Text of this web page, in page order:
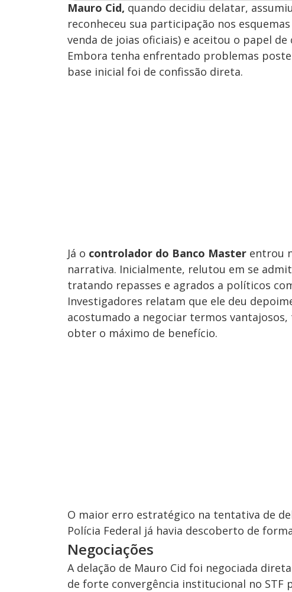
Mauro Cid, quando decidiu delatar,
reconheceu sua participação nos
venda de joias oficiais) e aceitou o papel
Embora tenha enfrentado problemas
base inicial foi de confissão direta.
Já o controlador do Banco Master entrou
narrativa. Inicialmente, relutou em se
tratando repasses e agrados a políticos
Investigadores relatam que ele deu
acostumado a negociar termos
obter o máximo de benefício.
O maior erro estratégico na tentativa de
Polícia Federal já havia descoberto de
Negociações
A delação de Mauro Cid foi negociada
de forte convergência institucional no STF